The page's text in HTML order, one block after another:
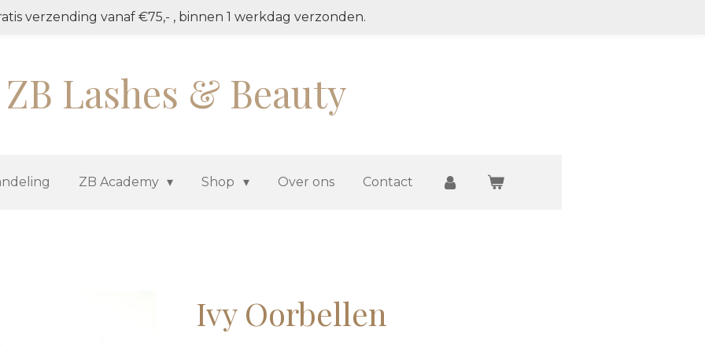
verzending vanaf €75,- , binnen 1 werkdag verzonden.
ZB Lashes & Beauty
ZB Academy Shop Over ons Contact
Ivy Oorbellen